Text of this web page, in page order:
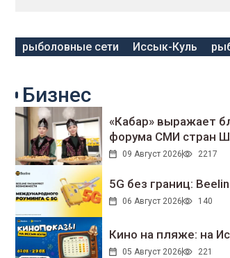
рыболовные сети Иссык-Куль
Бизнес
«Кабар» выражает
форума СМИ стран
09 Август 2026 2217
5G без границ:
06 Август 2026 140
Кино на пляже: на
05 Август 2026 221